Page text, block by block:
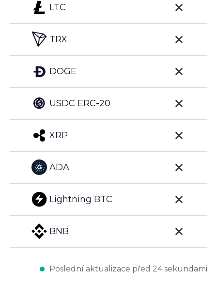
LTC
TRX
DOGE
USDC ERC-20
XRP
ADA
Lightning BTC
BNB
Poslední aktualizace před 24 sekundami